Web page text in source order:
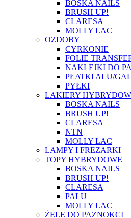
BOSKA NAILS
BRUSH UP!
CLARESA
MOLLY LAC
OZDOBY
CYRKONIE
FOLIE
NAKLEJKI DO
PŁATKI ALU/
PYŁKI
LAKIERY
BOSKA NAILS
BRUSH UP!
CLARESA
NTN
MOLLY LAC
LAMPY I FREZARKI
TOPY HYBRYDOWE
BOSKA NAILS
BRUSH UP!
CLARESA
PALU
MOLLY LAC
ŻELE DO PAZNOKCI